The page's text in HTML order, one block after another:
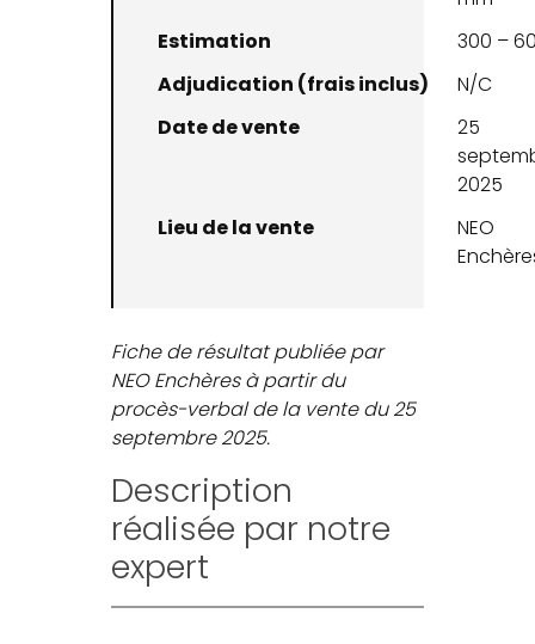
Estimation
300 –
Adjudication (frais inclus)
N/C
Date de vente
25
2025
Lieu de la vente
NEO
Fiche de résultat publiée par
NEO Enchères à partir du
procès-verbal de la vente du 25
septembre 2025.
Description
réalisée par notre
expert